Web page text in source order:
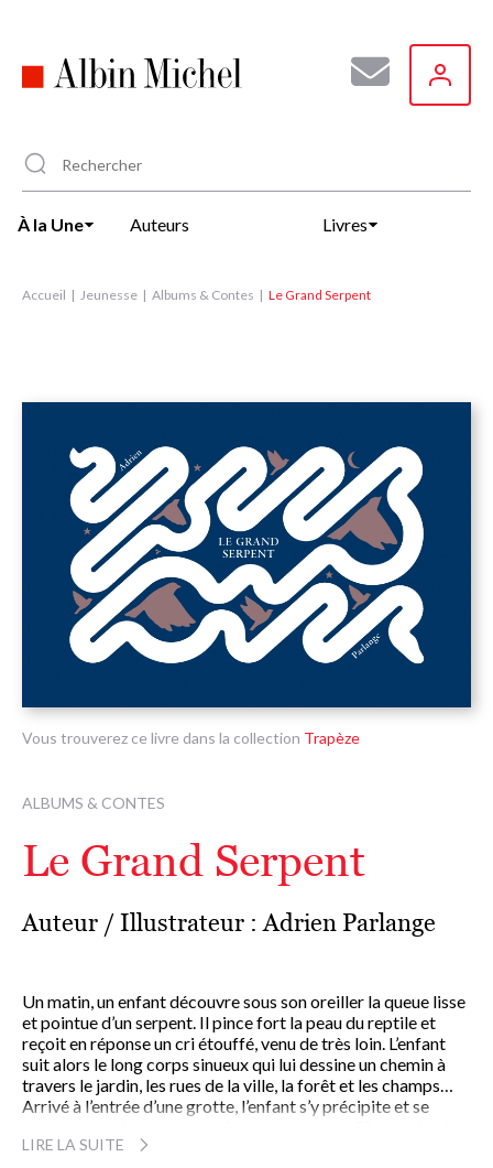
principal
À la Une Auteurs Livres
Accueil Jeunesse Albums & Contes Le Grand Serpent
Vous trouverez ce livre dans la collection Trapèze
ALBUMS & CONTES
Le Grand Serpent
Auteur / Illustrateur :Adrien Parlange
Un matin, un enfant découvre sous son oreiller la queue lisse
et pointue d’un serpent. Il pince fort la peau du reptile et
reçoit en réponse un cri étouffé, venu de très loin. L’enfant
suit alors le long corps sinueux qui lui dessine un chemin à
travers le jardin, les rues de la ville, la forêt et les champs…
Arrivé à l’entrée d’une grotte, l’enfant s’y précipite et se
t’ai pincé », avoue-t-il d’emblée. Le serpent veut bien
LIRE LA SUITE